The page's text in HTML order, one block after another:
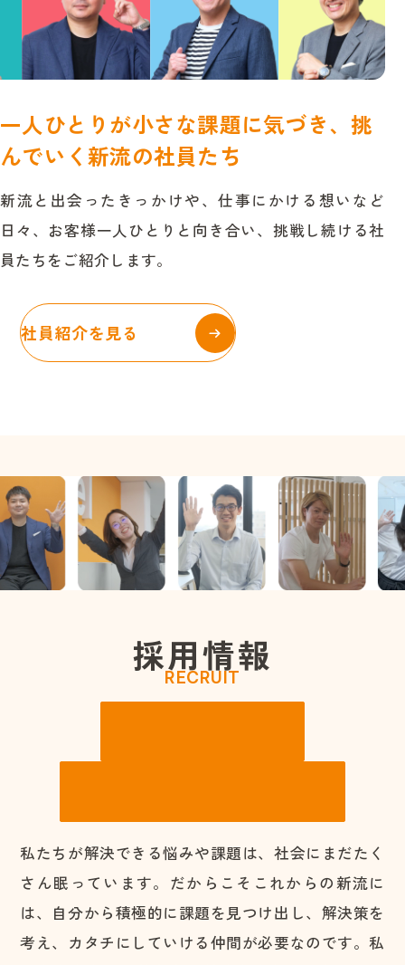
社員紹介を見る
一人ひと り が小さな課題に気づき、 挑
んでい く 新流の社員たち
新流と出会ったきっかけや、仕事にかける想いなど
日々、お客様一人ひとりと向き合い、挑戦し続ける社
員たちをご紹介します。
採用情報
RECRUIT
私たちが解決できる悩みや課題は、社会にまだたく
さん眠っています。だからこそこれからの新流に
は、自分から積極的に課題を見つけ出し、解決策を
考え、カタチにしていける仲間が必要なのです。私